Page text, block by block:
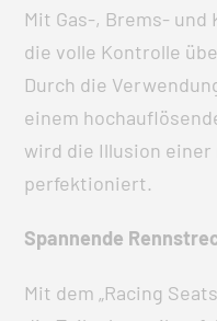
Mit Gas-, Brems- und
die volle Kontrolle
Durch die
einem
wird die Illusion
perfektioniert.
Spannende
Mit dem „Racing